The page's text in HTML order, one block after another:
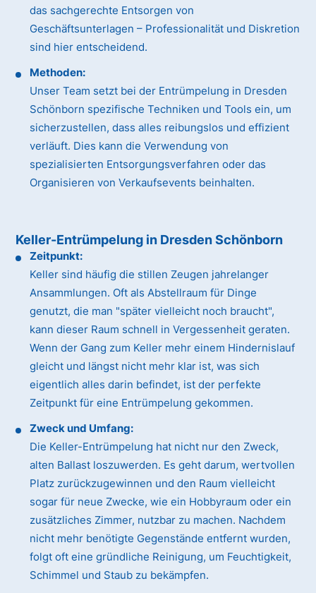
das sachgerechte Entsorgen von
Geschäftsunterlagen – Professionalität und Diskretion
sind hier entscheidend.
Methoden:
Unser Team setzt bei der Entrümpelung in Dresden
Schönborn spezifische Techniken und Tools ein, um
sicherzustellen, dass alles reibungslos und effizient
verläuft. Dies kann die Verwendung von
spezialisierten Entsorgungsverfahren oder das
Organisieren von Verkaufsevents beinhalten.
Keller-Entrümpelung in Dresden Schönborn
Zeitpunkt:
Keller sind häufig die stillen Zeugen jahrelanger
Ansammlungen. Oft als Abstellraum für Dinge
genutzt, die man "später vielleicht noch braucht",
kann dieser Raum schnell in Vergessenheit geraten.
Wenn der Gang zum Keller mehr einem Hindernislauf
gleicht und längst nicht mehr klar ist, was sich
eigentlich alles darin befindet, ist der perfekte
Zeitpunkt für eine Entrümpelung gekommen.
Zweck und Umfang:
Die Keller-Entrümpelung hat nicht nur den Zweck,
alten Ballast loszuwerden. Es geht darum, wertvollen
Platz zurückzugewinnen und den Raum vielleicht
sogar für neue Zwecke, wie ein Hobbyraum oder ein
zusätzliches Zimmer, nutzbar zu machen. Nachdem
nicht mehr benötigte Gegenstände entfernt wurden,
folgt oft eine gründliche Reinigung, um Feuchtigkeit,
Schimmel und Staub zu bekämpfen.